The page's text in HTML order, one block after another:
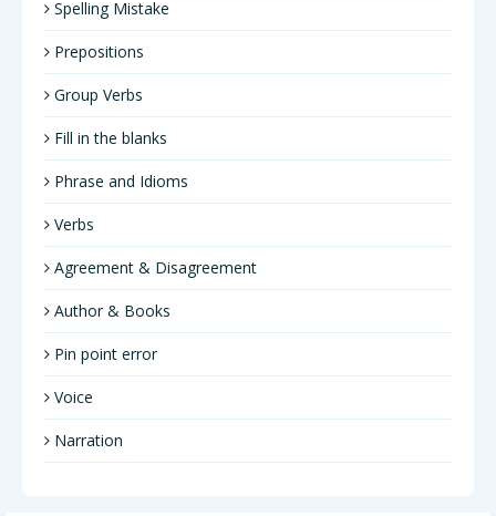
Spelling Mistake
Prepositions
Group Verbs
Fill in the blanks
Phrase and Idioms
Verbs
Agreement & Disagreement
Author & Books
Pin point error
Voice
Narration